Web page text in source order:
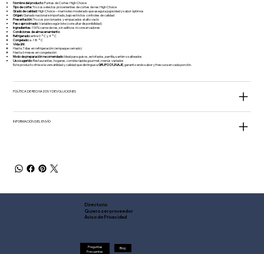
Nombre del producto:Puntas de Cortes High Choice
Tipo de corte:Trozos selectos provenientes de cortes de res High Choice
Grado de calidad:High Choice – marmoleo moderado que asegura jugosidad y sabor óptimos
Origen:Ganado nacional e importado, bajo estrictos controles de calidad
Presentación:Trozos porcionados y empacados al alto vacío
Peso aproximado:Variable según lote (consultar disponibilidad)
Ingredientes:100% carne de res, sin aditivos ni conservadores
Condiciones de almacenamiento:
Refrigerado:entre 0 °C y 4 °C
Congelado:a -18 °C
Vida útil:
Hasta 7 días en refrigeración (empaque cerrado)
Hasta 6 meses en congelación
Modo de preparación recomendado:Ideal para guisos, estofados, parrilla, sartén o salteados
Uso sugerido:Restaurantes, hogares, comida rápida gourmet, menús variados
Este producto ofrece la versatilidad y calidad que distingue aGRUPO D’LINAJE , garantizando sabor y frescura en cada porción.
POLÍTICA DE RECHAZOS Y DEVOLUCIONES
INFORMACIÓN DEL ENVÍO
Directorio
Quiero ser proveedor
Aviso de Privacidad
Blog
Preguntas
Frecuentes